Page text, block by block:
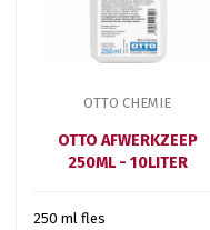
OTTO CHEMIE
OTTO AFWERKZEEP
250ML - 10LITER
250 ml fles